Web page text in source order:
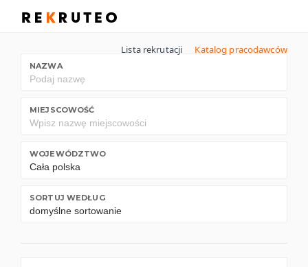
Lista rekrutacji Katalog pracodawców
NAZWA
MIEJSCOWOŚĆ
WOJEWÓDZTWO
SORTUJ WEDŁUG